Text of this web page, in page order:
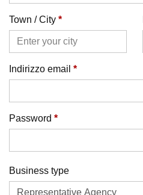
Town / City *
Indirizzo email *
Password *
Business type